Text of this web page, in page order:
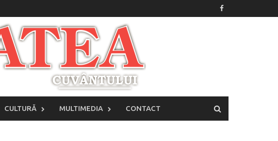
CULTURĂ MULTIMEDIA CONTACT